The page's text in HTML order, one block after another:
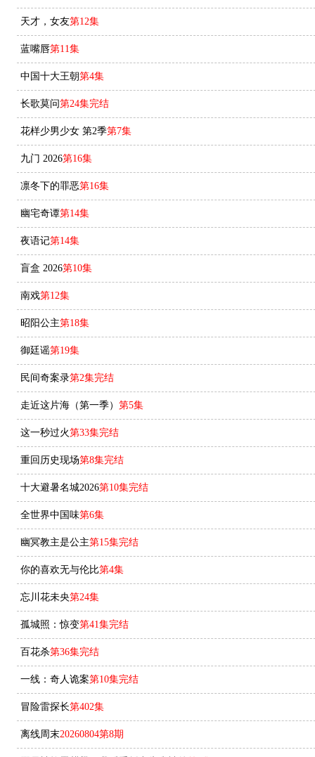
天才，女友第12集
蓝嘴唇第11集
中国十大王朝第4集
长歌莫问第24集完结
花样少男少女 第2季第7集
九门 2026第16集
凛冬下的罪恶第16集
幽宅奇谭第14集
夜语记第14集
盲盒 2026第10集
南戏第12集
昭阳公主第18集
御廷谣第19集
民间奇案录第2集完结
走近这片海（第一季） 第5集
这一秒过火第33集完结
重回历史现场第8集完结
十大避暑名城2026第10集完结
全世界中国味第6集
幽冥教主是公主第15集完结
你的喜欢无与伦比第4集
忘川花未央第24集
孤城照：惊变第41集完结
百花杀第36集完结
一线：奇人诡案第10集完结
冒险雷探长第402集
离线周末20260804第8期